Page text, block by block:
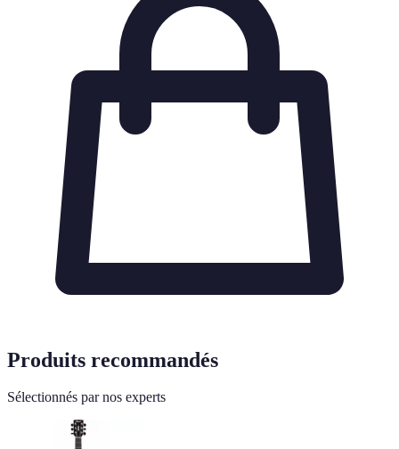
Produits recommandés
Sélectionnés par nos experts